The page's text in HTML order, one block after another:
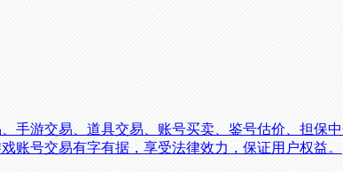
手游交易、道具交易、账号买卖、鉴号估价、担保
账号交易有字有据，享受法律效力，保证用户权益。